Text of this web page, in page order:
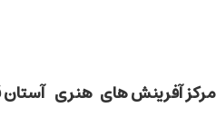
مركز آفرينش های هنری